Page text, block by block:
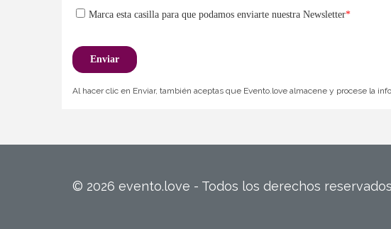
Al hacer clic en Enviar, también aceptas que Evento.love almacene y procese la
© 2026 evento.love - Todos los derechos